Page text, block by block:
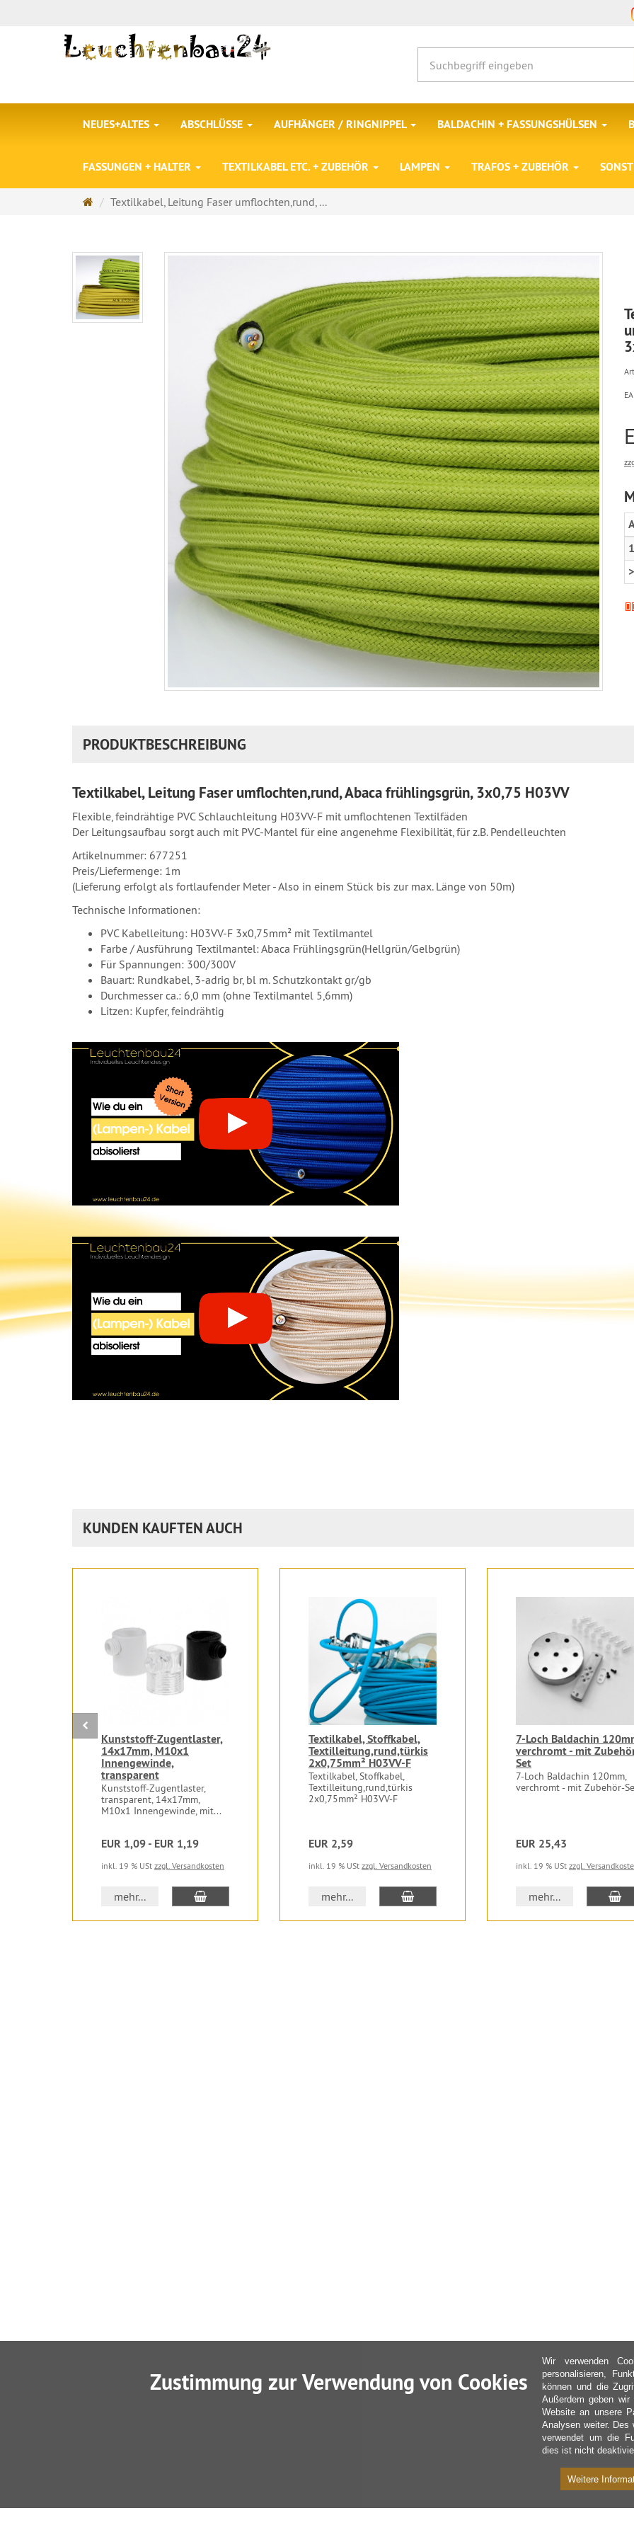
NEUES+ALTES ABSCHLÜSSE AUFHÄNGER / RINGNIPPEL BALDACHIN + FASSUNGSHÜLSEN
FASSUNGEN + HALTER TEXTILKABEL ETC. + ZUBEHÖR LAMPEN TRAFOS + ZUBEHÖR
Startseite
Textilkabel, Leitung Faser umflochten,rund, ...
PRODUKTBESCHREIBUNG
Textilkabel, Leitung Faser umflochten,rund, Abaca frühlingsgrün, 3x0,75 H03VV
Flexible, feindrähtige PVC Schlauchleitung H03VV-F mit umflochtenen Textilfäden
Der Leitungsaufbau sorgt auch mit PVC-Mantel für eine angenehme Flexibilität, für z.B. Pendelleuchten
Artikelnummer: 677251
Preis/Liefermenge: 1m
(Lieferung erfolgt als fortlaufender Meter - Also in einem Stück bis zur max. Länge von 50m)
Technische Informationen:
PVC Kabelleitung: H03VV-F 3x0,75mm² mit Textilmantel
Farbe / Ausführung Textilmantel: Abaca Frühlingsgrün(Hellgrün/Gelbgrün)
Für Spannungen: 300/300V
Bauart: Rundkabel, 3-adrig br, bl m. Schutzkontakt gr/gb
Durchmesser ca.: 6,0 mm (ohne Textilmantel 5,6mm)
Litzen: Kupfer, feindrähtig
KUNDEN KAUFTEN AUCH
Kunststoff-Zugentlaster,
14x17mm, M10x1
Innengewinde,
transparent
Kunststoff-Zugentlaster,
transparent, 14x17mm,
M10x1 Innengewinde, mit...
EUR 1,09 - EUR 1,19
inkl. 19 % USt zzgl. Versandkosten
mehr... In den Warenkorb
Textilkabel, Stoffkabel,
Textilleitung,rund,türkis
2x0,75mm² H03VV-F
Textilkabel, Stoffkabel,
Textilleitung,rund,türkis
2x0,75mm² H03VV-F
EUR 2,59
inkl. 19 % USt zzgl. Versandkosten
mehr... In den Warenkorb
7-Loch Baldachin
verchromt - mit
Set
7-Loch Baldachin 120mm,
verchromt - mit Zubehör-
EUR 25,43
inkl. 19 % USt zzgl.
mehr... In
Zustimmung zur Verwendung von Cookies
Wir verwenden
personalisieren,
können und die
Außerdem geben
Website an unsere
Analysen weiter. Des
verwendet um die
dies ist nicht
Weitere